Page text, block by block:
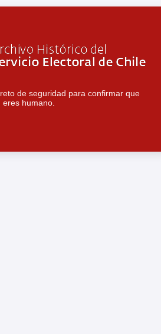
de seguridad para confirmar que
eres humano.